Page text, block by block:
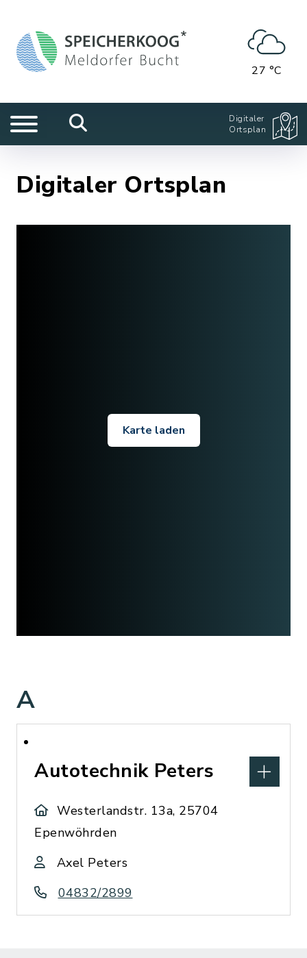
27 °C
Digitaler
Ortsplan
Digitaler Ortsplan
Karte laden
A
Autotechnik Peters
Westerlandstr. 13a, 25704
Epenwöhrden
Axel Peters
04832/2899